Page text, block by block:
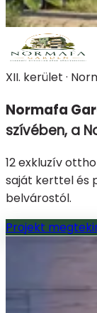
XII. kerület ·
Normafa
szívében, a
12 exkluzív
saját kerttel és
belvárostól.
Projekt